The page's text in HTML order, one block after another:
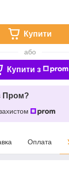
Купити
або
Купити з
Пром?
Оплата